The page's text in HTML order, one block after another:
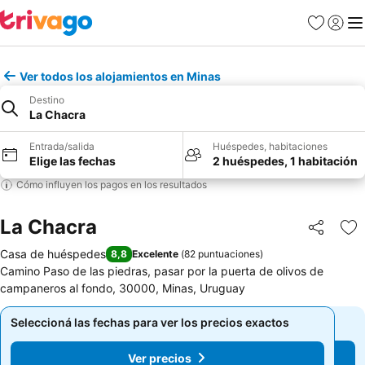
Favoritos
Iniciar
Ver todos los alojamientos en Minas
Destino
La Chacra
Entrada/salida
Elige las fechas
Huéspedes, habitaciones
2 huéspedes, 1 habitación
Cómo influyen los pagos en los resultados
La Chacra Compartir
Casa de huéspedes 8,8 Excelente (82 puntuaciones)
Camino Paso de las piedras, pasar por la puerta de olivos de
campaneros al fondo, 30000, Minas, Uruguay
Seleccioná las fechas para ver los precios exactos
Ver precios
Seleccioná las fechas para ver los precios exactos
Ver precios